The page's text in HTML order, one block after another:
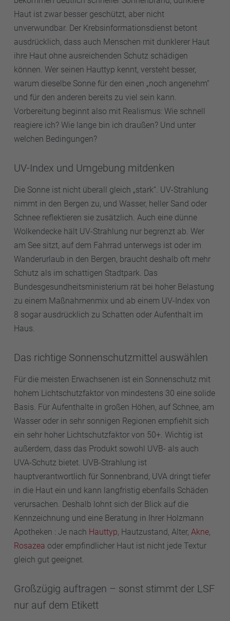
Haut ist zwar besser geschützt, aber nicht
unverwundbar. Der Krebsinformationsdienst betont
ausdrücklich, dass auch Menschen mit dunklerer Haut
ihre Haut ohne ausreichenden Schutz schädigen
können. Wer seinen Hauttyp kennt, versteht besser,
warum dieselbe Sonne für den einen „noch angenehm“
und für den anderen bereits zu viel sein kann.
Vorbereitung beginnt also mit Realismus: Wie schnell
reagiere ich? Wie lange bin ich draußen? Und unter
welchen Bedingungen?
UV-Index und Umgebung mitdenken
Die Sonne ist nicht überall gleich „stark“. UV-Strahlung
nimmt in den Bergen zu, und Wasser, heller Sand oder
Schnee reflektieren sie zusätzlich. Auch eine dünne
Wolkendecke hält UV-Strahlung nur begrenzt ab. Wer
am See sitzt, auf dem Fahrrad unterwegs ist oder im
Wanderurlaub in den Bergen, braucht deshalb oft mehr
Schutz als im schattigen Stadtpark. Das
Bundesgesundheitsministerium rät bei hoher Belastung
zu einem Maßnahmenmix und ab einem UV-Index von
8 sogar ausdrücklich zu Schatten oder Aufenthalt im
Haus.
Das richtige Sonnenschutzmittel auswählen
Für die meisten Erwachsenen ist ein Sonnenschutz mit
hohem Lichtschutzfaktor von mindestens 30 eine solide
Basis. Für Aufenthalte in großen Höhen, auf Schnee, am
Wasser oder in sehr sonnigen Regionen empfiehlt sich
ein sehr hoher Lichtschutzfaktor von 50+. Wichtig ist
außerdem, dass das Produkt sowohl UVB- als auch
UVA-Schutz bietet. UVB-Strahlung ist
hauptverantwortlich für Sonnenbrand, UVA dringt tiefer
in die Haut ein und kann langfristig ebenfalls Schäden
verursachen. Deshalb lohnt sich der Blick auf die
Kennzeichnung und eine Beratung in Ihrer Holzmann
Apotheken : Je nach Hauttyp, Hautzustand, Alter, Akne,
Rosazea oder empfindlicher Haut ist nicht jede Textur
gleich gut geeignet.
Großzügig auftragen – sonst stimmt der LSF
nur auf dem Etikett